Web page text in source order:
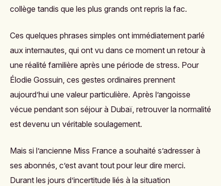
collège tandis que les plus grands ont repris la fac.
Ces quelques phrases simples ont immédiatement parlé
aux internautes, qui ont vu dans ce moment un retour à
une réalité familière après une période de stress. Pour
Élodie Gossuin, ces gestes ordinaires prennent
aujourd’hui une valeur particulière. Après l’angoisse
vécue pendant son séjour à Dubaï, retrouver la normalité
est devenu un véritable soulagement.
Mais si l’ancienne Miss France a souhaité s’adresser à
ses abonnés, c’est avant tout pour leur dire merci.
Durant les jours d’incertitude liés à la situation